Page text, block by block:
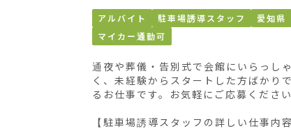
アルバイト 駐車場誘導スタッフ 愛知県
マイカー通勤可
通夜や葬儀・告別式で会館にいらっし
く、未経験からスタートした方ばかり
るお仕事です。お気軽にご応募ください
【駐車場誘導スタッフの詳しい仕事内